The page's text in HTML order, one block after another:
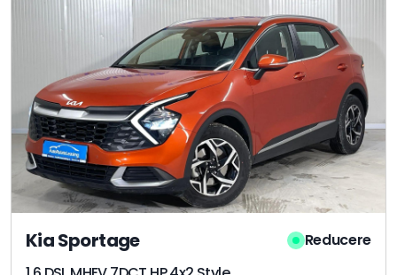
Kia Sportage Reducere